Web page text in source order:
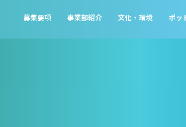
募集要項 事業部紹介 文化・環境 ポッ